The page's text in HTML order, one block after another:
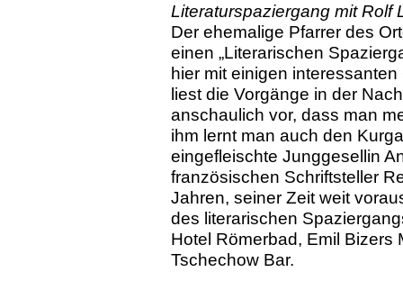
Literaturspaziergang mit Rolf
Der ehemalige Pfarrer des
einen „Literarischen
hier mit einigen
liest die Vorgänge in der
anschaulich vor, dass man
ihm lernt man auch den
eingefleischte Junggesellin
französischen Schriftsteller
Jahren, seiner Zeit weit
des literarischen
Hotel Römerbad, Emil Bizers
Tschechow Bar.